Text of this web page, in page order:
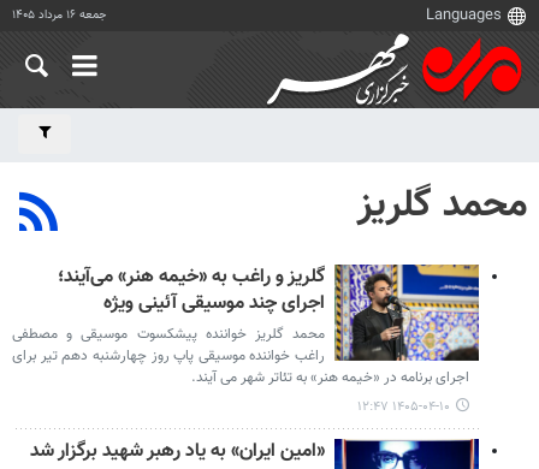
جمعه ۱۶ مرداد ۱۴۰۵
محمد گلریز
گلریز و راغب به «خیمه هنر» می‌آیند؛
اجرای چند موسیقی آئینی ویژه
محمد گلریز خواننده پیشکسوت موسیقی و مصطفی
راغب خواننده موسیقی پاپ روز چهارشنبه دهم تیر برای
اجرای برنامه در «خیمه هنر» به تئاتر شهر می آیند.
۱۴۰۵-۰۴-۱۰ ۱۲:۴۷
«امین ایران» به یاد رهبر شهید برگزار شد